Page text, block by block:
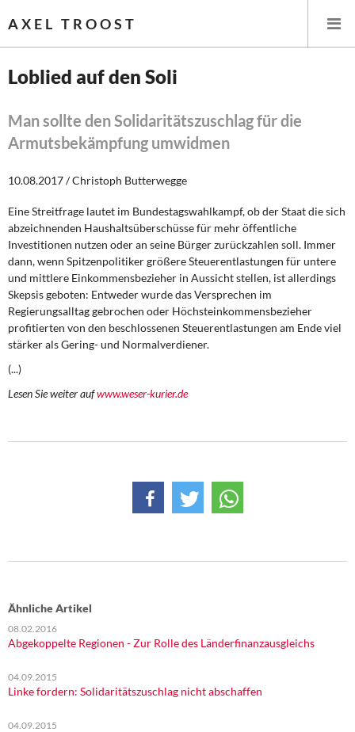
AXEL TROOST
Themen
Leitlinien linker Wirtschafts- und Finanzpolitik
Wirtschaftspolitik
Steuer- und Finanzpolitik
Öffentliche Infrastruktur und Daseinsvorsorge
Eurokrise und Griechenland
Weitere Themen
Memo-Gruppe
Institut Solidarische Moderne
Rosa-Luxemburg-Stiftung
Loblied auf den Soli
Man sollte den Solidaritätszuschlag für die
Armutsbekämpfung umwidmen
10.08.2017 / Christoph Butterwegge
Eine Streitfrage lautet im Bundestagswahlkampf, ob der Staat die sich
abzeichnenden Haushaltsüberschüsse für mehr öffentliche
Investitionen nutzen oder an seine Bürger zurückzahlen soll. Immer
dann, wenn Spitzenpolitiker größere Steuerentlastungen für untere
und mittlere Einkommensbezieher in Aussicht stellen, ist allerdings
Skepsis geboten: Entweder wurde das Versprechen im
Regierungsalltag gebrochen oder Höchsteinkommensbezieher
profitierten von den beschlossenen Steuerentlastungen am Ende viel
stärker als Gering- und Normalverdiener.
(...)
Lesen Sie weiter aufwww.weser-kurier.de
Ähnliche Artikel
08.02.2016
Abgekoppelte Regionen - Zur Rolle des Länderfinanzausgleichs
04.09.2015
Linke fordern: Solidaritätszuschlag nicht abschaffen
04.09.2015